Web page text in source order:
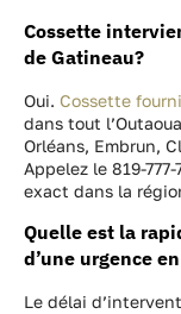
Cossette
de Gatineau?
Oui. Cossette
dans tout
Orléans, Embrun,
Appelez le 819-
exact dans la
Quelle est la
d’une urgence
Le délai